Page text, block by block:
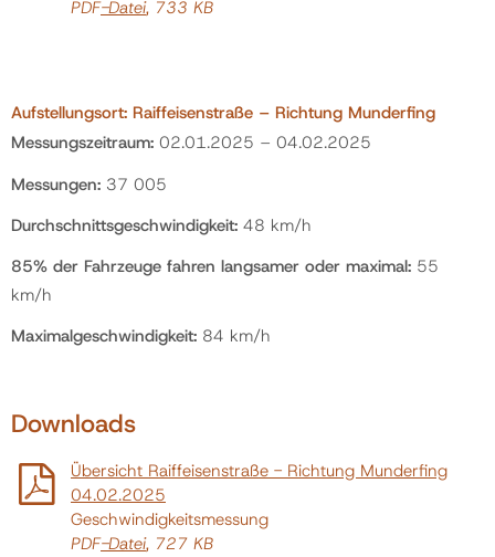
PDF-Datei, 733 KB
Aufstellungsort: Raiffeisenstraße – Richtung Munderfing
Messungszeitraum: 02.01.2025 – 04.02.2025
Messungen: 37 005
Durchschnittsgeschwindigkeit: 48 km/h
85% der Fahrzeuge fahren langsamer oder maximal: 55
km/h
Maximalgeschwindigkeit: 84 km/h
Downloads
Übersicht Raiffeisenstraße - Richtung Munderfing
04.02.2025
Geschwindigkeitsmessung
PDF-Datei, 727 KB